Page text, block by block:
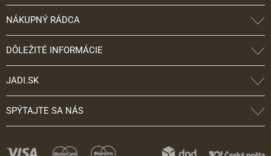
NÁKUPNÝ RÁDCA
DÔLEŽITÉ INFORMÁCIE
JADI.SK
SPÝTAJTE SA NÁS